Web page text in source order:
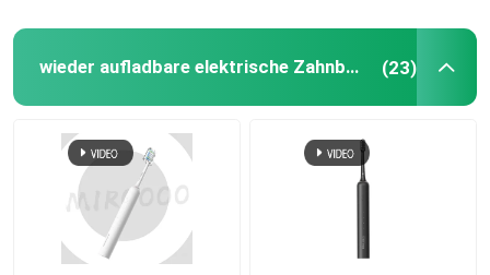
wieder aufladbare elektrische Zahnbürste (23)